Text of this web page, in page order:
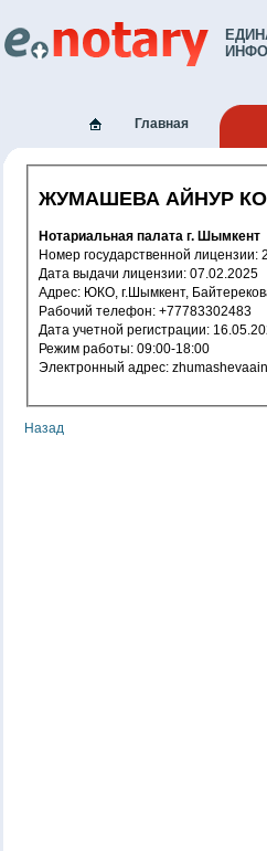
Главная
ЖУМАШЕВА АЙНУР
Нотариальная палата г. Шымкент
Дата выдачи лицензии: 07.02.2025
Адрес: ЮКО, г.Шымкент,
Рабочий телефон: +77783302483
Дата учетной
Режим работы: 09:00-18:00
Электронный адрес:
Назад